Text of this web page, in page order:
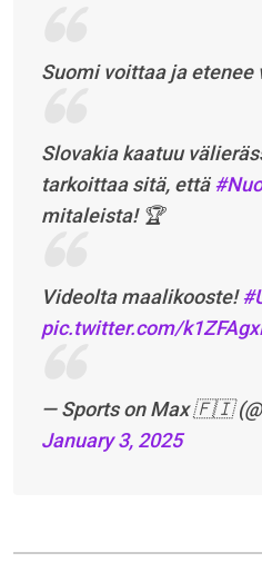
Suomi voittaa ja etenee
Slovakia kaatuu
tarkoittaa sitä, että
mitaleista! 🏆
Videolta maalikooste!
pic.twitter.com/
— Sports on Max 🇫🇮
January 3, 2025